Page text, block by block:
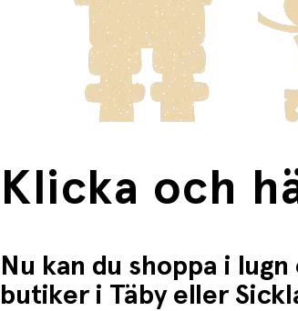
Klicka och
Nu kan du shoppa i
butiker i Täby eller